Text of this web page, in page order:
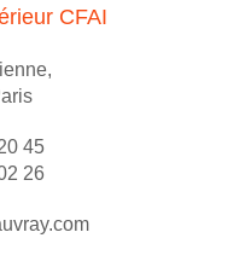
CFAI
45
26